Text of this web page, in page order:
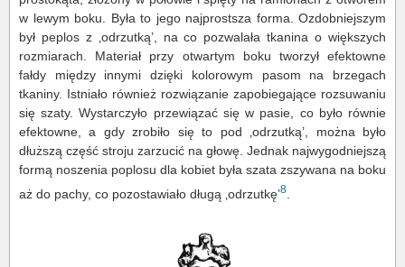
w lewym boku. Była to jego najprostsza forma. Ozdobniejszym
był peplos z ‚odrzutką’, na co pozwalała tkanina o większych
rozmiarach. Materiał przy otwartym boku tworzył efektowne
fałdy między innymi dzięki kolorowym pasom na brzegach
tkaniny. Istniało również rozwiązanie zapobiegające rozsuwaniu
się szaty. Wystarczyło przewiązać się w pasie, co było równie
efektowne, a gdy zrobiło się to pod ‚odrzutką’, można było
dłuższą część stroju zarzucić na głowę. Jednak najwygodniejszą
formą noszenia poplosu dla kobiet była szata zszywana na boku
aż do pachy, co pozostawiało długą ‚odrzutkę’8